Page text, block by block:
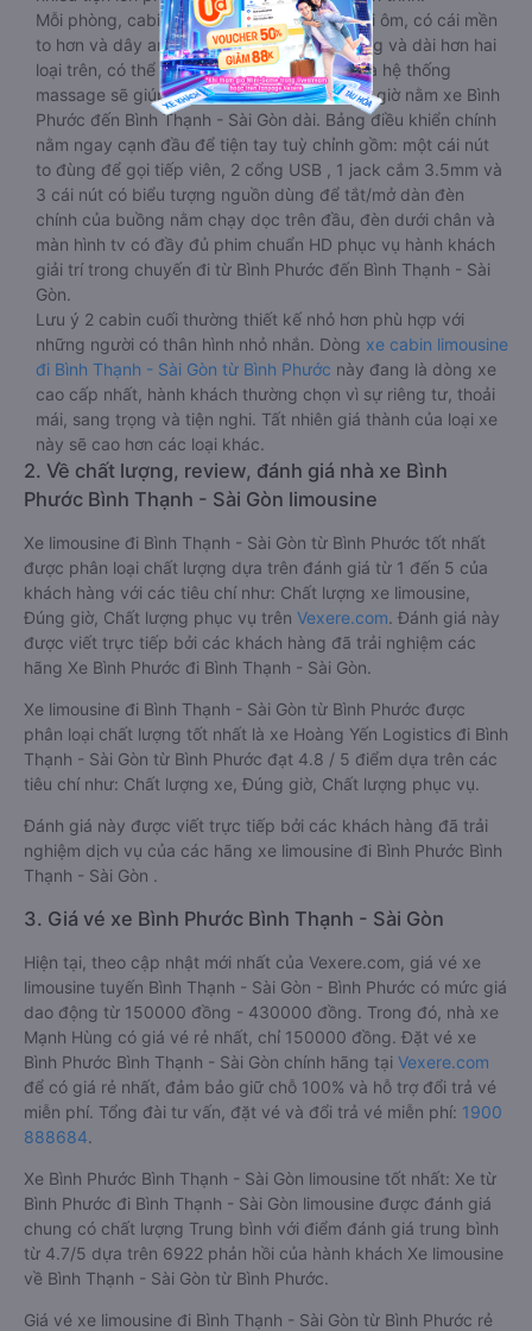
Mỗi phòng, cabin đều có gối nằm rời, có gối ôm, có cái mền
to hơn và dây an toàn seat belt. Giường rộng và dài hơn hai
loại trên, có thể lăn lộn thoải mái. Đặc biệt là hệ thống
massage sẽ giúp bạn thư giãn trong những giờ nằm xe Bình
Phước đến Bình Thạnh - Sài Gòn dài. Bảng điều khiển chính
nằm ngay cạnh đầu để tiện tay tuỳ chỉnh gồm: một cái nút
to đùng để gọi tiếp viên, 2 cổng USB , 1 jack cắm 3.5mm và
3 cái nút có biểu tượng nguồn dùng để tắt/mở dàn đèn
chính của buồng nằm chạy dọc trên đầu, đèn dưới chân và
màn hình tv có đầy đủ phim chuẩn HD phục vụ hành khách
giải trí trong chuyến đi từ Bình Phước đến Bình Thạnh - Sài
Gòn.
Lưu ý 2 cabin cuối thường thiết kế nhỏ hơn phù hợp với
những người có thân hình nhỏ nhắn. Dòng xe cabin limousine
đi Bình Thạnh - Sài Gòn từ Bình Phước này đang là dòng xe
cao cấp nhất, hành khách thường chọn vì sự riêng tư, thoải
mái, sang trọng và tiện nghi. Tất nhiên giá thành của loại xe
này sẽ cao hơn các loại khác.
2. Về chất lượng, review, đánh giá nhà xe Bình
Phước Bình Thạnh - Sài Gòn limousine
Xe limousine đi Bình Thạnh - Sài Gòn từ Bình Phước tốt nhất
được phân loại chất lượng dựa trên đánh giá từ 1 đến 5 của
khách hàng với các tiêu chí như: Chất lượng xe limousine,
Đúng giờ, Chất lượng phục vụ trên Vexere.com. Đánh giá này
được viết trực tiếp bởi các khách hàng đã trải nghiệm các
hãng Xe Bình Phước đi Bình Thạnh - Sài Gòn.
Xe limousine đi Bình Thạnh - Sài Gòn từ Bình Phước được
phân loại chất lượng tốt nhất là xe Hoàng Yến Logistics đi Bình
Thạnh - Sài Gòn từ Bình Phước đạt 4.8 / 5 điểm dựa trên các
tiêu chí như: Chất lượng xe, Đúng giờ, Chất lượng phục vụ.
Đánh giá này được viết trực tiếp bởi các khách hàng đã trải
nghiệm dịch vụ của các hãng xe limousine đi Bình Phước Bình
Thạnh - Sài Gòn .
3. Giá vé xe Bình Phước Bình Thạnh - Sài Gòn
Hiện tại, theo cập nhật mới nhất của Vexere.com, giá vé xe
limousine tuyến Bình Thạnh - Sài Gòn - Bình Phước có mức giá
dao động từ 150000 đồng - 430000 đồng. Trong đó, nhà xe
Mạnh Hùng có giá vé rẻ nhất, chỉ 150000 đồng. Đặt vé xe
Bình Phước Bình Thạnh - Sài Gòn chính hãng tại Vexere.com
để có giá rẻ nhất, đảm bảo giữ chỗ 100% và hỗ trợ đổi trả vé
miễn phí. Tổng đài tư vấn, đặt vé và đổi trả vé miễn phí: 1900
888684.
Xe Bình Phước Bình Thạnh - Sài Gòn limousine tốt nhất: Xe từ
Bình Phước đi Bình Thạnh - Sài Gòn limousine được đánh giá
chung có chất lượng Trung bình với điểm đánh giá trung bình
từ 4.7/5 dựa trên 6922 phản hồi của hành khách Xe limousine
về Bình Thạnh - Sài Gòn từ Bình Phước.
Giá vé xe limousine đi Bình Thạnh - Sài Gòn từ Bình Phước rẻ